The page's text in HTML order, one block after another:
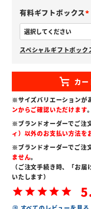
有料ギフトボックス
)
スペシャルギフトボック
※サイズバリエーションが
ンからご確認いただけます。
※ブランドオーダーでご注
ィ）以外のお支払い方法を
※ブランドオーダーでご注
ません。
（ご注文手続き時、「お
いたします）